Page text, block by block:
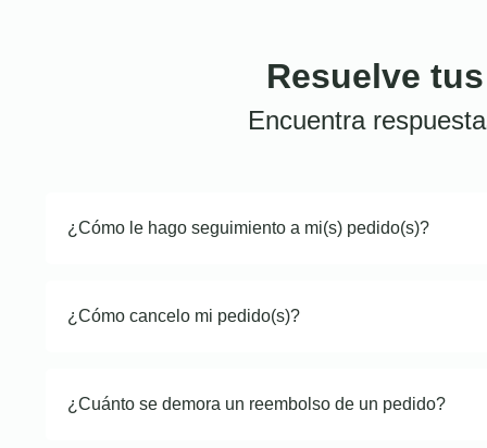
Resuelve
Encuentra
¿Cómo le hago seguimiento a mi(s) pedido(s)?
¿Cómo cancelo mi pedido(s)?
¿Cuánto se demora un reembolso de un pedido?